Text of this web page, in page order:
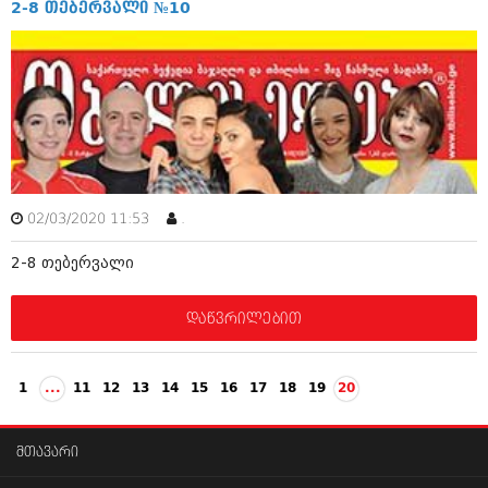
მარტი 2014 (413)
იანვარი 2014 (297)
დეკემბერი 2013 (365)
ნოემბერი 2013 (279)
ოქტომბერი 2013 (256)
სექტემბერი 2013 (368)
აგვისტო 2013 (89)
ივლისი 2013 (182)
მაისი 2013 (259)
აპრილი 2013 (304)
მარტი 2013 (352)
იანვარი 2013 (334)
ნოემბერი 2012 (295)
სექტემბერი 2012 (264)
2-8 თებერვალი №10
02/03/2020 11:53 .
2-8 თებერვალი
დაწვრილებით
1 ... 11 12 13 14 15 16 17 18 19 20
მთავარი